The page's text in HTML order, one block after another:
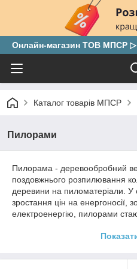
Онлайн-магазин ТОВ МПСР ▷
Каталог товарів МПСР
Пилорами
Пилорама - деревообробний
поздовжнього розпилювання
деревини на пиломатеріали. У
зростання цін на енергоносії,
електроенергію, пилорами
набагато дешевше, ніж світло